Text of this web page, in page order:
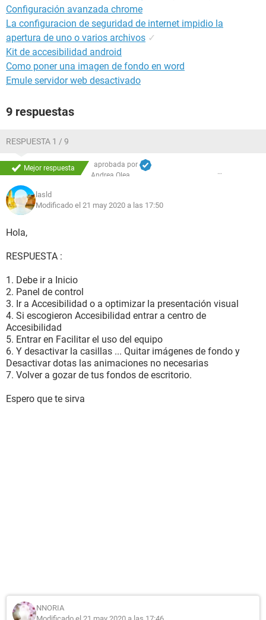
Configuración avanzada chrome
La configuracion de seguridad de internet impidio la
apertura de uno o varios archivos ✓
Kit de accesibilidad android
Como poner una imagen de fondo en word
Emule servidor web desactivado
9 respuestas
RESPUESTA 1 / 9
Mejor respuesta
aprobada por
Andrea Olea
lasld
Modificado el 21 may 2020 a las 17:50
Hola,
RESPUESTA :
1. Debe ir a Inicio
2. Panel de control
3. Ir a Accesibilidad o a optimizar la presentación visual
4. Si escogieron Accesibilidad entrar a centro de
Accesibilidad
5. Entrar en Facilitar el uso del equipo
6. Y desactivar la casillas ... Quitar imágenes de fondo y
Desactivar dotas las animaciones no necesarias
7. Volver a gozar de tus fondos de escritorio.
Espero que te sirva
NNORIA